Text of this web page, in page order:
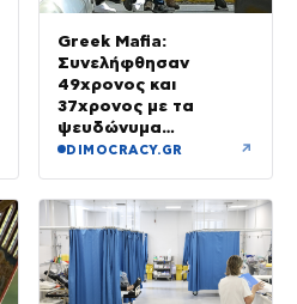
Greek Mafia:
Συνελήφθησαν
49χρονος και
37χρονος με τα
ψευδώνυμα
«πίτμπουλ» και
DIMOCRACY.GR ↗